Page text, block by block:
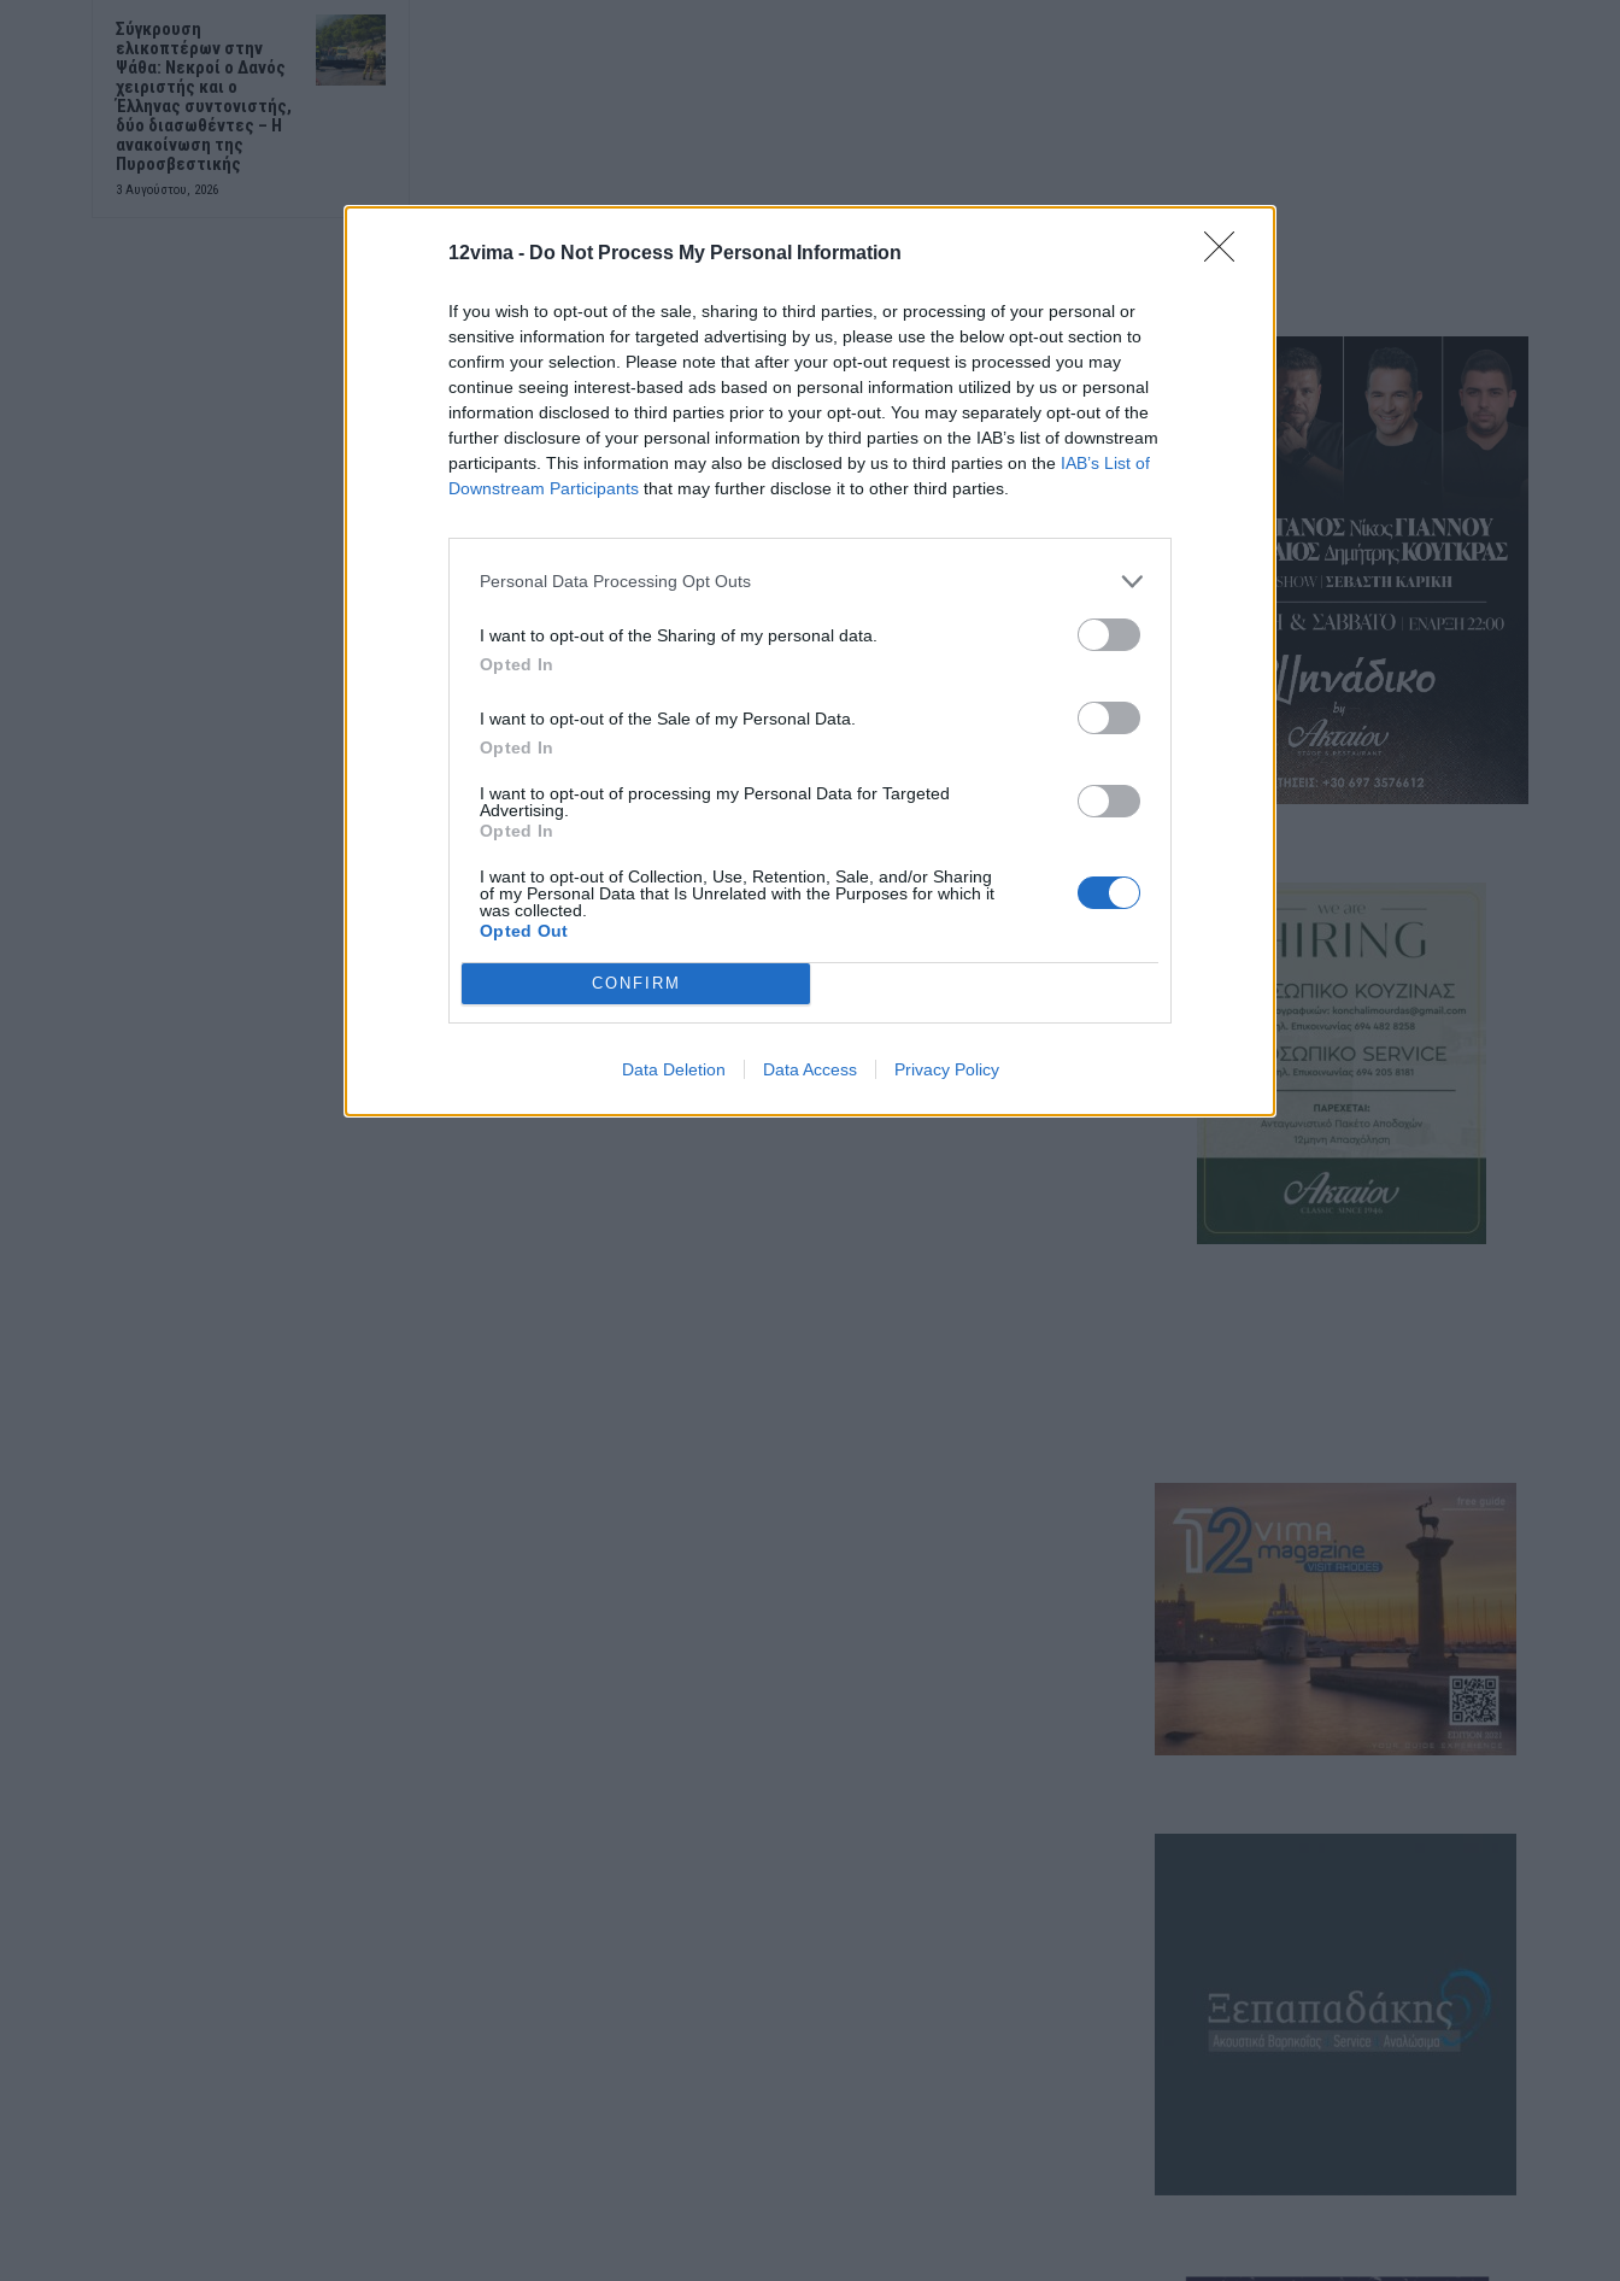
12vima - Do Not Process My Personal Information
If you wish to opt-out of the sale, sharing to third parties, or processing of your personal or
sensitive information for targeted advertising by us, please use the below opt-out section to
confirm your selection. Please note that after your opt-out request is processed you may
continue seeing interest-based ads based on personal information utilized by us or personal
information disclosed to third parties prior to your opt-out. You may separately opt-out of the
further disclosure of your personal information by third parties on the IAB’s list of downstream
participants. This information may also be disclosed by us to third parties on the IAB’s List of
Downstream Participants that may further disclose it to other third parties.
Personal Data Processing Opt Outs
I want to opt-out of the Sharing of my personal data.
Opted In
I want to opt-out of the Sale of my Personal Data.
Opted In
I want to opt-out of processing my Personal Data for Targeted
Advertising.
Opted In
I want to opt-out of Collection, Use, Retention, Sale, and/or Sharing
of my Personal Data that Is Unrelated with the Purposes for which it
was collected.
Opted Out
CONFIRM
Data Deletion Data Access Privacy Policy
Σύγκρουση
ελικοπτέρων στην
Ψάθα: Νεκροί ο Δανός
χειριστής και ο
Έλληνας συντονιστής,
δύο διασωθέντες – Η
ανακοίνωση της
Πυροσβεστικής
3 Αυγούστου, 2026